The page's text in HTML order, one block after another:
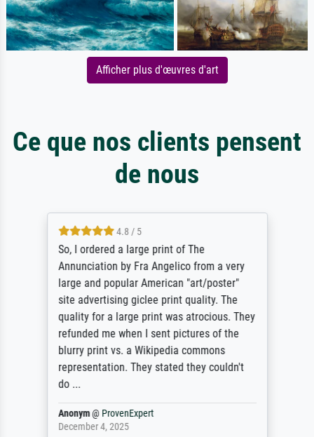
Afficher plus d'œuvres d'art
Ce que nos clients pensent
de nous
4.8 / 5
So, I ordered a large print of The
Annunciation by Fra Angelico from a very
large and popular American "art/poster"
site advertising giclee print quality. The
quality for a large print was atrocious. They
refunded me when I sent pictures of the
blurry print vs. a Wikipedia commons
representation. They stated they couldn't
do ...
Anonym@ ProvenExpert
December 4, 2025